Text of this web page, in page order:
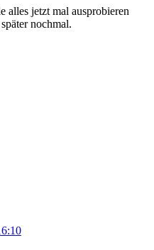
jetzt mal ausprobieren
nochmal.